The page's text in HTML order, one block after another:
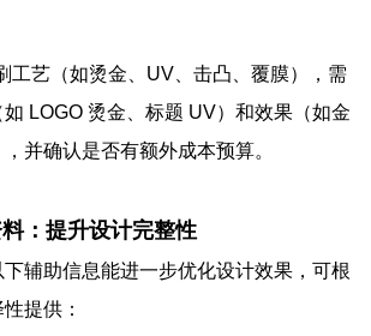
工艺（如烫金、UV、击凸、覆膜），需
LOGO 烫金、标题 UV）和效果（如金
并确认是否有额外成本预算。
：提升设计完整性
辅助信息能进一步优化设计效果，可根
提供：